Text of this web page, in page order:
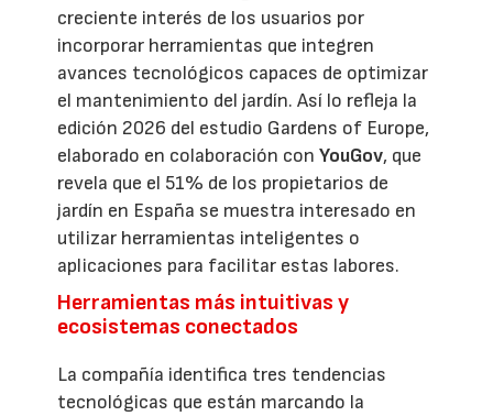
creciente interés de los usuarios por
incorporar herramientas que integren
avances tecnológicos capaces de optimizar
el mantenimiento del jardín. Así lo refleja la
edición 2026 del estudio Gardens of Europe,
elaborado en colaboración conYouGov, que
revela que el 51% de los propietarios de
jardín en España se muestra interesado en
utilizar herramientas inteligentes o
aplicaciones para facilitar estas labores.
Herramientas más intuitivas y
ecosistemas conectados
La compañía identifica tres tendencias
tecnológicas que están marcando la